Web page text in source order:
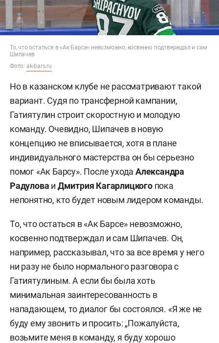
То, что остаться в «Ак Барсе» невозможно, косвенно подтверждал и сам
Шипачев
Фото: ak-bars.ru
Но в казанском клубе не рассматривают такой
вариант. Судя по трансферной кампании,
Гатиятулин строит скоростную и молодую
команду. Очевидно, Шипачев в новую
концепцию не вписывается, хотя в плане
индивидуального мастерства он бы серьезно
помог «Ак Барсу». После уходаАлександра
Радулова и Дмитрия Кагарлицкого пока
непонятно, кто будет новым лидером команды.
То, что остаться в «Ак Барсе» невозможно,
косвенно подтверждал и сам Шипачев. Он,
например, рассказывал, что за все время у него
ни разу не было нормального разговора с
Гатиятулиным. А если бы была хоть
минимальная заинтересованность в
нападающем, то диалог бы состоялся. «Я же не
буду ему звонить и просить: „Пожалуйста,
возьмите меня в команду, я буду хорошо